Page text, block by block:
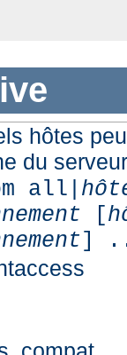
hôtes
du serveur
all|
[
]